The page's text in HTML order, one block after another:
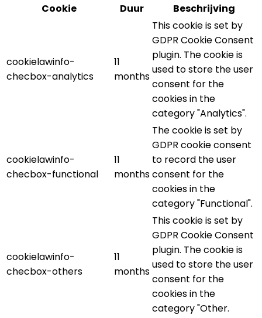
Cookie
Duur Beschrijving
cookielawinfo-
checbox-analytics
11
months
This cookie is set by
GDPR Cookie Consent
plugin. The cookie is
used to store the user
consent for the
cookies in the
category "Analytics".
cookielawinfo-
checbox-functional
11
months
The cookie is set by
GDPR cookie consent
to record the user
consent for the
cookies in the
category "Functional".
cookielawinfo-
checbox-others
11
months
This cookie is set by
GDPR Cookie Consent
plugin. The cookie is
used to store the user
consent for the
cookies in the
category "Other.